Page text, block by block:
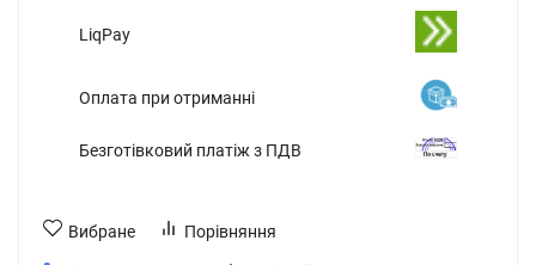
LiqPay
Оплата при отриманні
Безготівковий платіж з ПДВ
Вибране Порівняння